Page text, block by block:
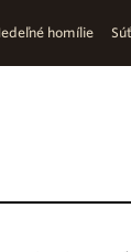
homílie